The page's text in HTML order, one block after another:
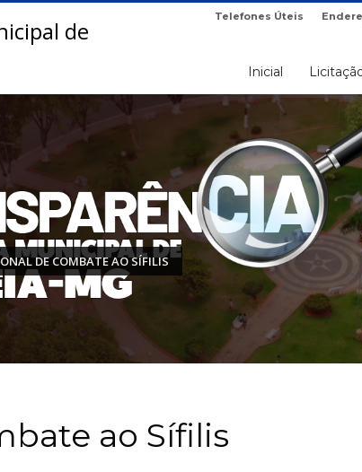
Telefones Úteis
Inicial
DE COMBATE AO SÍFILIS
ao Sífilis